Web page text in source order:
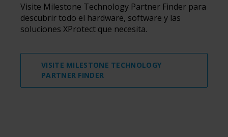
Visite Milestone Technology Partner Finder para
descubrir todo el hardware, software y las
soluciones XProtect que necesita.
VISITE MILESTONE TECHNOLOGY
PARTNER FINDER